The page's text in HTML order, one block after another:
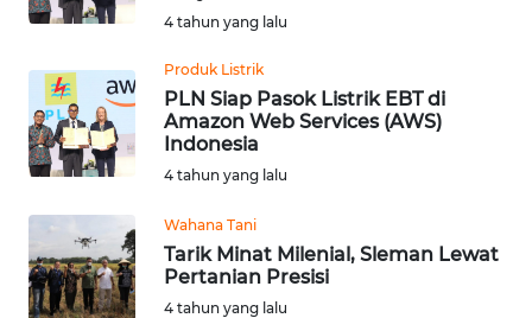
4 tahun yang lalu
Produk Listrik
PLN Siap Pasok Listrik EBT di
Amazon Web Services (AWS)
Indonesia
4 tahun yang lalu
Wahana Tani
Tarik Minat Milenial, Sleman Lewat
Pertanian Presisi
4 tahun yang lalu
PENDIDIKAN
OLAHRAGA
OPINI
EDITORIAL